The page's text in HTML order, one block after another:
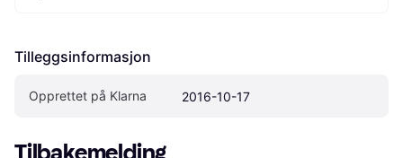
Tilleggsinformasjon
Opprettet på Klarna 2016-10-17